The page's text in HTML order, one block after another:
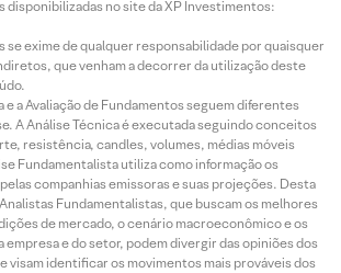
disponibilizadas no site da XP Investimentos:
se exime de qualquer responsabilidade por quaisquer
que venham a decorrer da utilização deste
e a Avaliação de Fundamentos seguem diferentes
A Análise Técnica é executada seguindo conceitos
resistência, candles, volumes, médias móveis
Fundamentalista utiliza como informação os
companhias emissoras e suas projeções. Desta
Fundamentalistas, que buscam os melhores
de mercado, o cenário macroeconômico e os
e do setor, podem divergir das opiniões dos
visam identificar os movimentos mais prováveis dos